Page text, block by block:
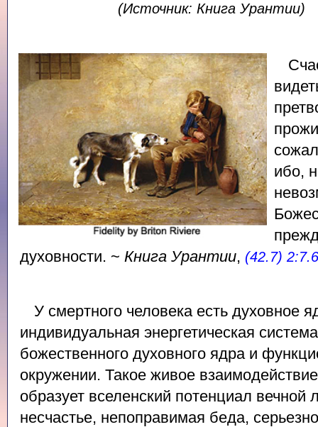
(Источник: Книга Урантии)
ибо,
духовности. ~ Книга Урантии, (42.7) 2:7.6
У смертного человека есть духовное
индивидуальная энергетическая
божественного духовного ядра и
окружении. Такое живое
образует вселенский потенциал вечной
несчастье, непоправимая беда,